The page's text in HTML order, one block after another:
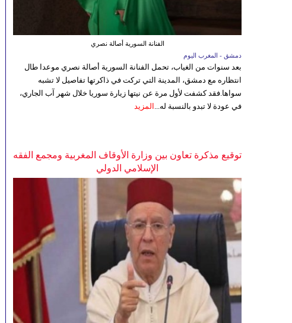
الفنانة السورية أصالة نصري
دمشق - المغرب اليوم
بعد سنوات من الغياب، تحمل الفنانة السورية أصالة نصري موعدا طال
انتظاره مع دمشق، المدينة التي تركت في ذاكرتها تفاصيل لا تشبه
سواها.فقد كشفت لأول مرة عن نيتها زيارة سوريا خلال شهر آب الجاري،
في عودة لا تبدو بالنسبة له... المزيد
توقيع مذكرة تعاون بين وزارة الأوقاف المغربية ومجمع الفقه
الإسلامي الدولي